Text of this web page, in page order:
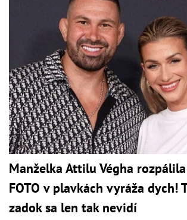
Manželka Attilu Végha
FOTO v plavkách vyráža dych!
zadok sa len tak nevidí